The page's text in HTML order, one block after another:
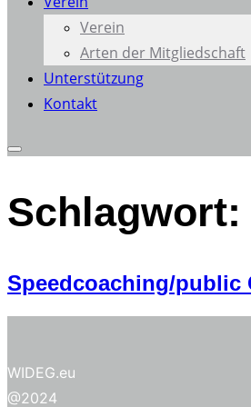
Verein
Arten der Mitgliedschaft
Unterstützung
Kontakt
Seitenleiste
Navigation
Schlagwort:
Speedcoaching/public
WIDEG.eu
@2024